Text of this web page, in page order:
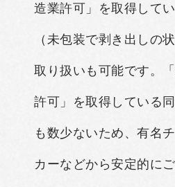
造業許可」を取得して
（未包装で剥き出しの
取り扱いも可能です。
許可」を取得している
も数少ないため、有名
カーなどから安定的に